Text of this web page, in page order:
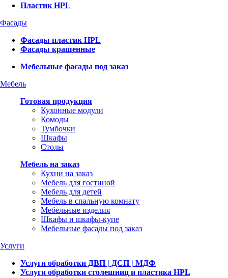
Пластик HPL
Фасады
Фасады пластик HPL
Фасады крашенные
Мебельные фасады под заказ
Мебель
Готовая продукция
Кухонные модули
Комоды
Тумбочки
Шкафы
Столы
Мебель на заказ
Кухни на заказ
Мебель для гостиной
Мебель для детей
Мебель в спальную комнату
Мебельные изделия
Шкафы и шкафы-купе
Мебельные фасады под заказ
Услуги
Услуги обработки ДВП | ДСП | МДФ
Услуги обработки столешниц и пластика HPL